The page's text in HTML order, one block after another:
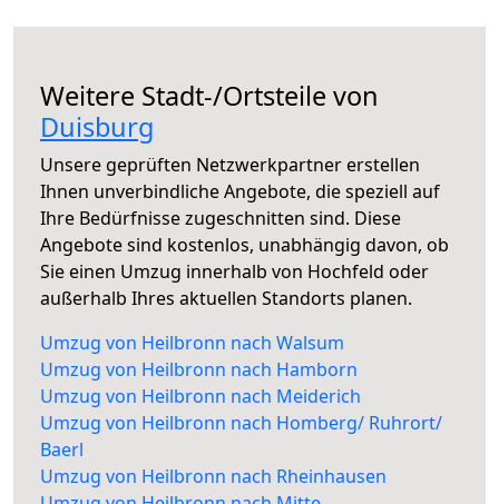
Weitere Stadt-/Ortsteile von
Duisburg
Unsere geprüften Netzwerkpartner erstellen
Ihnen unverbindliche Angebote, die speziell auf
Ihre Bedürfnisse zugeschnitten sind. Diese
Angebote sind kostenlos, unabhängig davon, ob
Sie einen Umzug innerhalb von Hochfeld oder
außerhalb Ihres aktuellen Standorts planen.
Umzug von Heilbronn nach Walsum
Umzug von Heilbronn nach Hamborn
Umzug von Heilbronn nach Meiderich
Umzug von Heilbronn nach Homberg/ Ruhrort/
Baerl
Umzug von Heilbronn nach Rheinhausen